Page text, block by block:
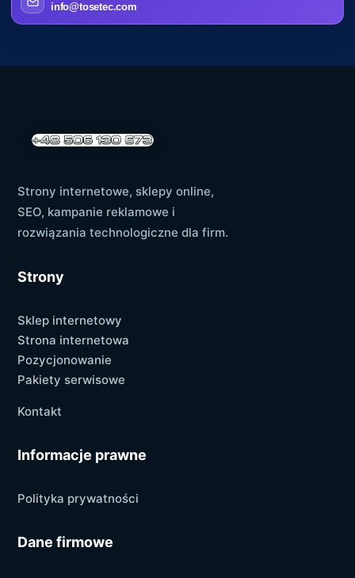
info@tosetec.com
Strony internetowe, sklepy online,
SEO, kampanie reklamowe i
rozwiązania technologiczne dla firm.
Strony
Sklep internetowy
Strona internetowa
Pozycjonowanie
Pakiety serwisowe
Kontakt
Informacje prawne
Polityka prywatności
Dane firmowe